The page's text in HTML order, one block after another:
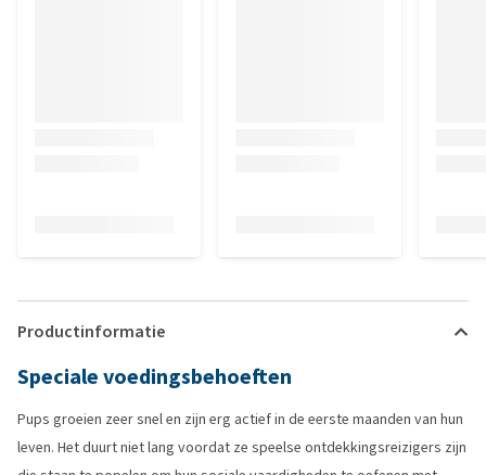
Productinformatie
Speciale voedingsbehoeften
Pups groeien zeer snel en zijn erg actief in de eerste maanden van hun
leven. Het duurt niet lang voordat ze speelse ontdekkingsreizigers zijn